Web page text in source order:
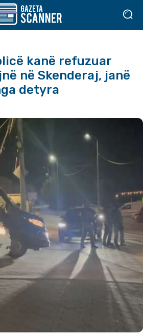
kanë refuzuar
në Skenderaj, janë
detyra